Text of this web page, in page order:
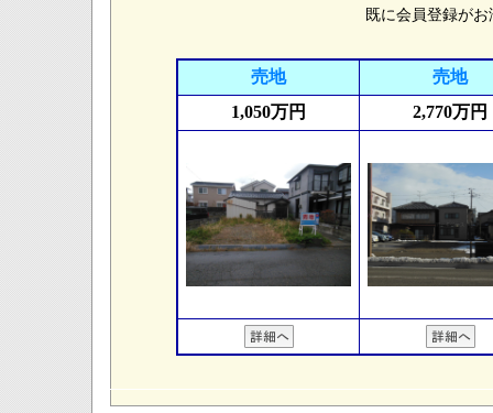
既に会員登録が
売地
売地
1,050万円
2,770万円